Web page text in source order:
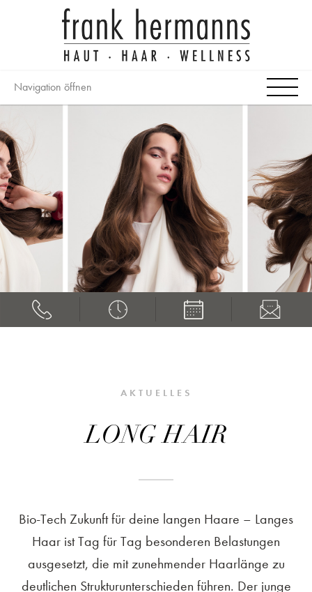
Navigation öffnen
AKTUELLES
LONG HAIR
Bio-Tech Zukunft für deine langen Haare – Langes
Haar ist Tag für Tag besonderen Belastungen
ausgesetzt, die mit zunehmender Haarlänge zu
deutlichen Strukturunterschieden führen. Der junge